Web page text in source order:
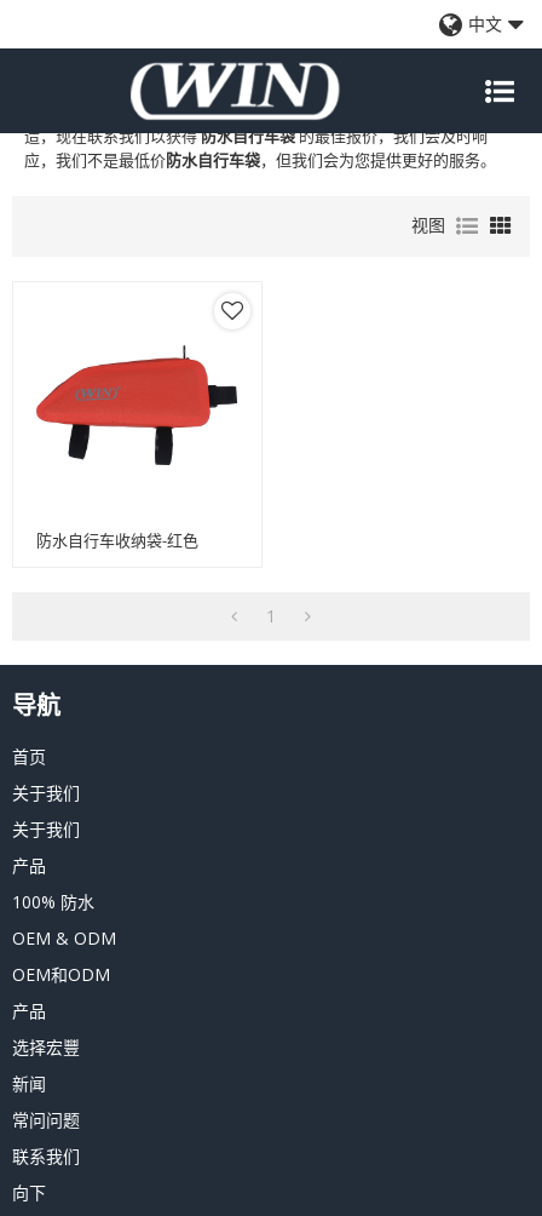
中文
防水自行车袋 的专业中国制造商和供应商，我们提供定制批发
工厂、自有品牌防水自行车袋和
造，现在联系我们以获得防水自行车袋的最佳报价，我们会及时响
应，我们不是最低价防水自行车袋，但我们会为您提供更好的服务。
视图
防水自行车收纳袋-红色
1
导航
首页
关于我们
关于我们
产品
100% 防水
OEM & ODM
OEM和ODM
产品
选择宏豐
新闻
常问问题
联系我们
向下